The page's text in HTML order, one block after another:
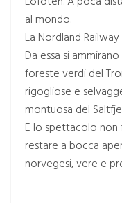
al mondo.
La Nordland
Da essa si
foreste verdi del
rigogliose e
montuosa del
E lo spettacolo non
restare a bocca
norvegesi, vere e